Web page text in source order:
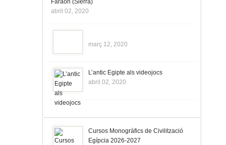
Faraón (Sierra)
abril 02, 2020
març 12, 2020
L’antic Egipte als videojocs
abril 02, 2020
Cursos Monogràfics de Civilització
Egípcia 2026-2027